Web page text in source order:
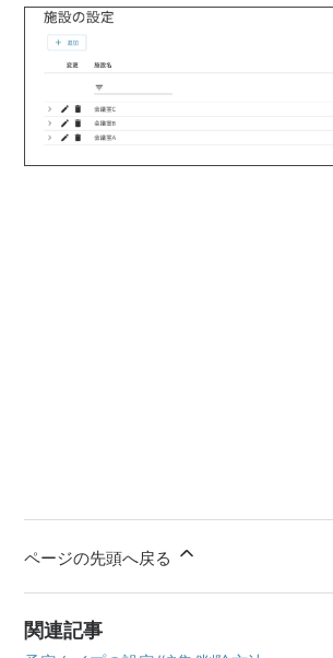
ページの先頭へ戻る
関連記事